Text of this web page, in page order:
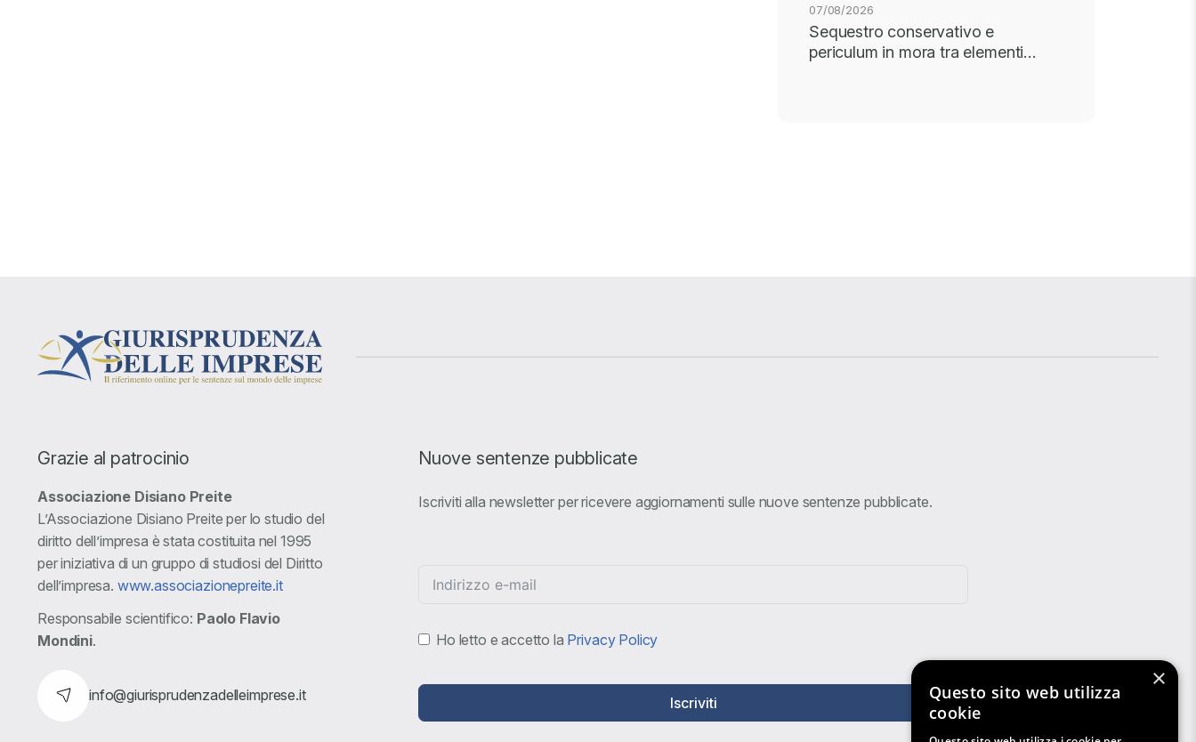
07/08/2026
Sequestro conservativo e
periculum in mora tra elementi…
Grazie al patrocinio
Associazione Disiano Preite
L’Associazione Disiano Preite per lo studio del
diritto dell’impresa è stata costituita nel 1995
per iniziativa di un gruppo di studiosi del Diritto
dell’impresa. www.associazionepreite.it
Responsabile scientifico: Paolo Flavio
Mondini.
info@giurisprudenzadelleimprese.it
Nuove sentenze pubblicate
Iscriviti alla newsletter per ricevere aggiornamenti sulle nuove sentenze pubblicate.
Ho letto e accetto la Privacy Policy
Iscriviti
×
Questo sito web utilizza
cookie